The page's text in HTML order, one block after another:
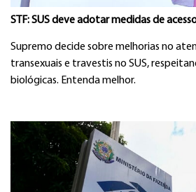
STF: SUS deve adotar medidas de
Supremo decide sobre melhorias no
transexuais e travestis no SUS,
biológicas. Entenda melhor.